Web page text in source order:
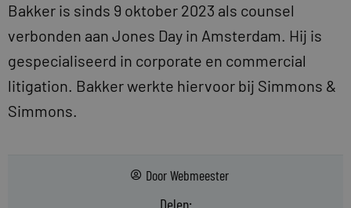
Bakker is sinds 9 oktober 2023 als counsel
verbonden aan Jones Day in Amsterdam. Hij is
gespecialiseerd in corporate en commercial
litigation. Bakker werkte hiervoor bij Simmons &
Simmons.
DoorWebmeester
Delen: